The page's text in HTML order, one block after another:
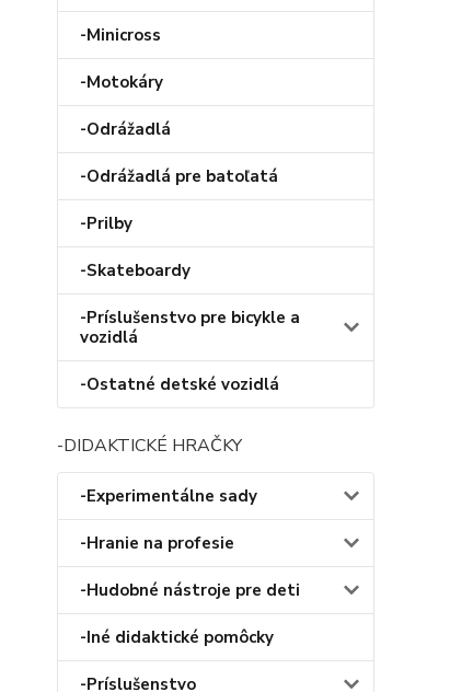
-Minicross
-Motokáry
-Odrážadlá
-Odrážadlá pre batoľatá
-Prilby
-Skateboardy
-Príslušenstvo pre bicykle a
vozidlá
-Ostatné detské vozidlá
-DIDAKTICKÉ HRAČKY
-Experimentálne sady
-Hranie na profesie
-Hudobné nástroje pre deti
-Iné didaktické pomôcky
-Príslušenstvo